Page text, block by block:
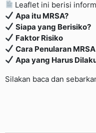
Leaflet ini berisi
Apa itu MRSA?
Siapa yang Berisiko?
Faktor Risiko
Cara Penularan
Apa yang Harus
Silakan baca dan